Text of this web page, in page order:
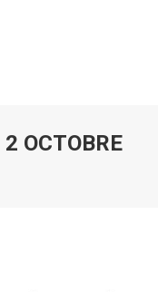
2 OCTOBRE